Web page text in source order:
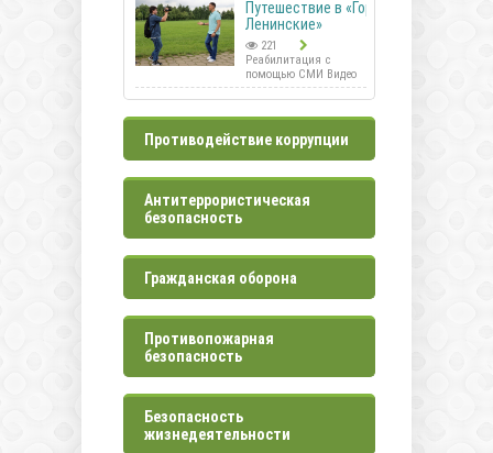
Путешествие в «Горки
Ленинские»
221
Реабилитация с
помощью СМИ Видео
Противодействие коррупции
Антитеррористическая
безопасность
Гражданская оборона
Противопожарная
безопасность
Безопасность
жизнедеятельности